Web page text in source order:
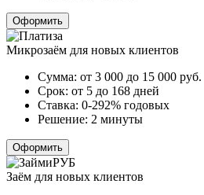
Оформить
Микрозаём для новых клиентов
Сумма: от 3 000 до 15 000 руб.
Срок: от 5 до 168 дней
Ставка: 0-292% годовых
Решение: 2 минуты
Оформить
Заём для новых клиентов